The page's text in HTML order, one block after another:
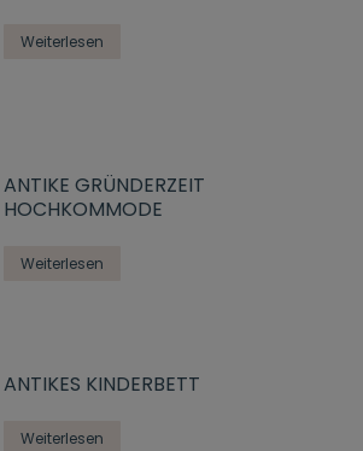
Weiterlesen
ANTIKE GRÜNDERZEIT
HOCHKOMMODE
Weiterlesen
ANTIKES KINDERBETT
Weiterlesen